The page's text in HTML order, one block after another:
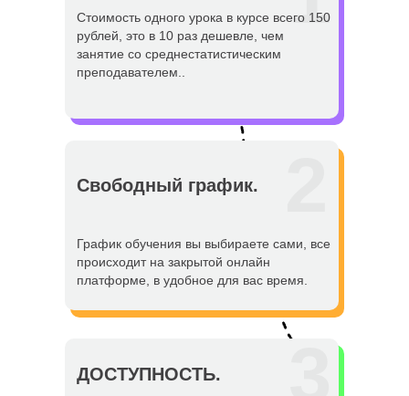
Стоимость одного урока в курсе всего 150
рублей, это в 10 раз дешевле, чем
занятие со среднестатистическим
преподавателем..
График обучения вы выбираете сами, все
происходит на закрытой онлайн
платформе, в удобное для вас время.
Свободный график.
ДОСТУПНОСТЬ.